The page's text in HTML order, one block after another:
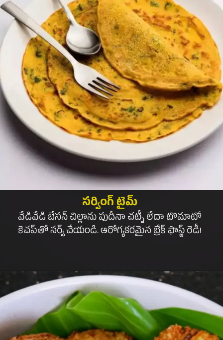
వేడివేడి బేసన్ చిల్లాను పుదీనా చట్నీ లేదా టొమాటో
కెచప్‌తో సర్వ్ చేయండి. ఆరోగ్యకరమైన బ్రేక్ ఫాస్ట్ రెడీ!
సర్వింగ్ టైమ్